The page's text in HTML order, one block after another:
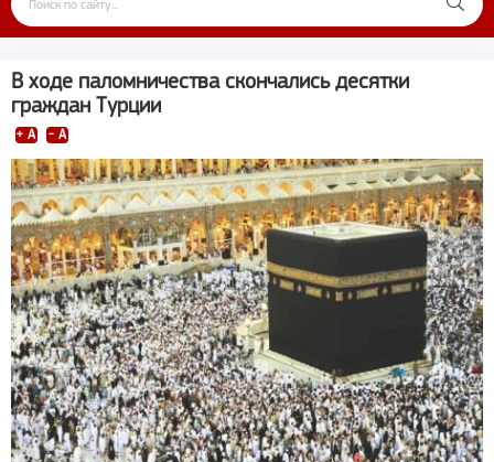
В ходе паломничества скончались десятки
граждан Турции
+ A - A